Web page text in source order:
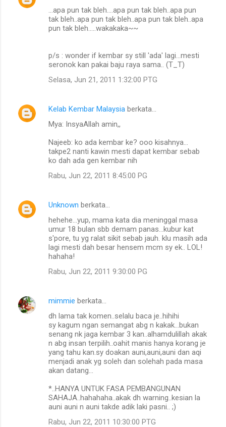
...apa pun tak bleh....apa pun tak bleh..apa pun
tak bleh..apa pun tak bleh..apa pun tak bleh..apa
pun tak bleh.....wakakaka~~
p/s : wonder if kembar sy still 'ada' lagi...mesti
seronok kan pakai baju raya sama.. (T_T)
Selasa, Jun 21, 2011 1:32:00 PTG
Kelab Kembar Malaysia berkata…
Mya: InsyaAllah amin,,
Najeeb: ko ada kembar ke? ooo kisahnya...
takpe2 nanti kawin mesti dapat kembar sebab
ko dah ada gen kembar nih
Rabu, Jun 22, 2011 8:45:00 PG
Unknown berkata…
hehehe...yup, mama kata dia meninggal masa
umur 18 bulan sbb demam panas...kubur kat
s'pore, tu yg ralat sikit sebab jauh. klu masih ada
lagi mesti dah besar hensem mcm sy ek.. LOL!
hahaha!
Rabu, Jun 22, 2011 9:30:00 PG
mimmie berkata…
dh lama tak komen..selalu baca je..hihihi
sy kagum ngan semangat abg n kakak...bukan
senang nk jaga kembar 3 kan..alhamdulillah akak
n abg insan terpilih..oahit manis hanya korang je
yang tahu kan.sy doakan auni,auni,auni dan aqi
menjadi anak yg soleh dan solehah pada masa
akan datang...
*..HANYA UNTUK FASA PEMBANGUNAN
SAHAJA..hahahaha..akak dh warning..kesian la
auni auni n auni takde adik laki pasni.. ;)
Rabu, Jun 22, 2011 10:30:00 PTG